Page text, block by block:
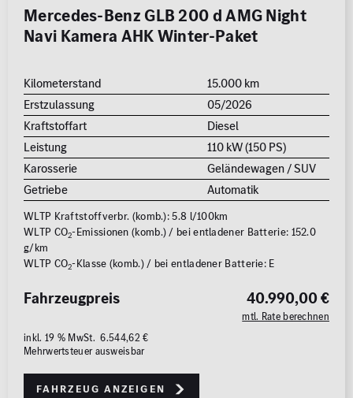
Mercedes-Benz GLB 200 d AMG Night
Navi Kamera AHK Winter-Paket
Kilometerstand
15.000 km
Erstzulassung
05/2026
Kraftstoffart
Diesel
Leistung
110 kW (150 PS)
Karosserie
Geländewagen / SUV
Getriebe
Automatik
WLTP Kraftstoffverbr. (komb.): 5.8 l/100km
WLTP CO2-Emissionen (komb.) / bei entladener Batterie: 152.0
g/km
WLTP CO2-Klasse (komb.) / bei entladener Batterie: E
40.990,00 €
mtl. Rate berechnen
Fahrzeugpreis
inkl. 19 % MwSt. 6.544,62 €
Mehrwertsteuer ausweisbar
Fahrzeug anzeigen